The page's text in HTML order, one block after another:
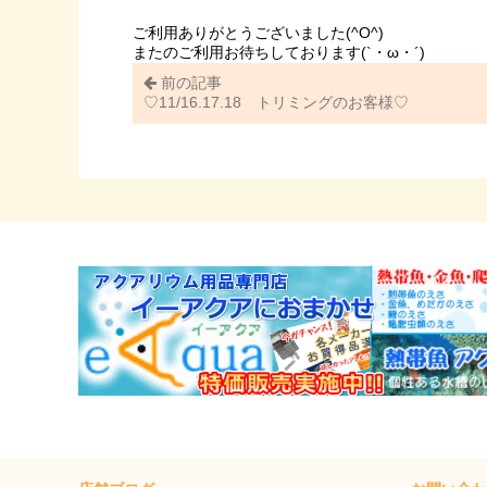
ご利用ありがとうございました(^O^)
またのご利用お待ちしております(`・ω・´)
前の記事
♡11/16.17.18 トリミングのお客様♡